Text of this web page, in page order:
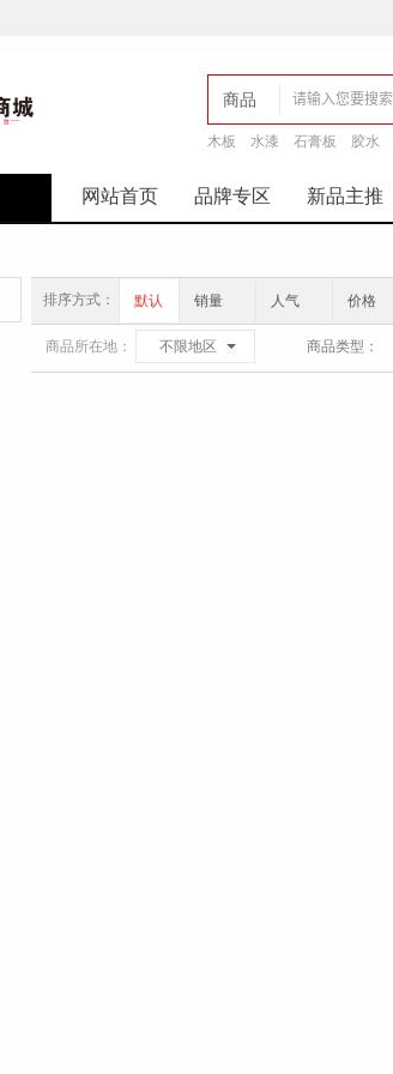
商品
店铺
木板 水漆 石膏板 胶水
网站首页 品牌专区 新品主推
排序方式： 默认 销量 人气 价格
商品所在地： 不限地区 商品类型：